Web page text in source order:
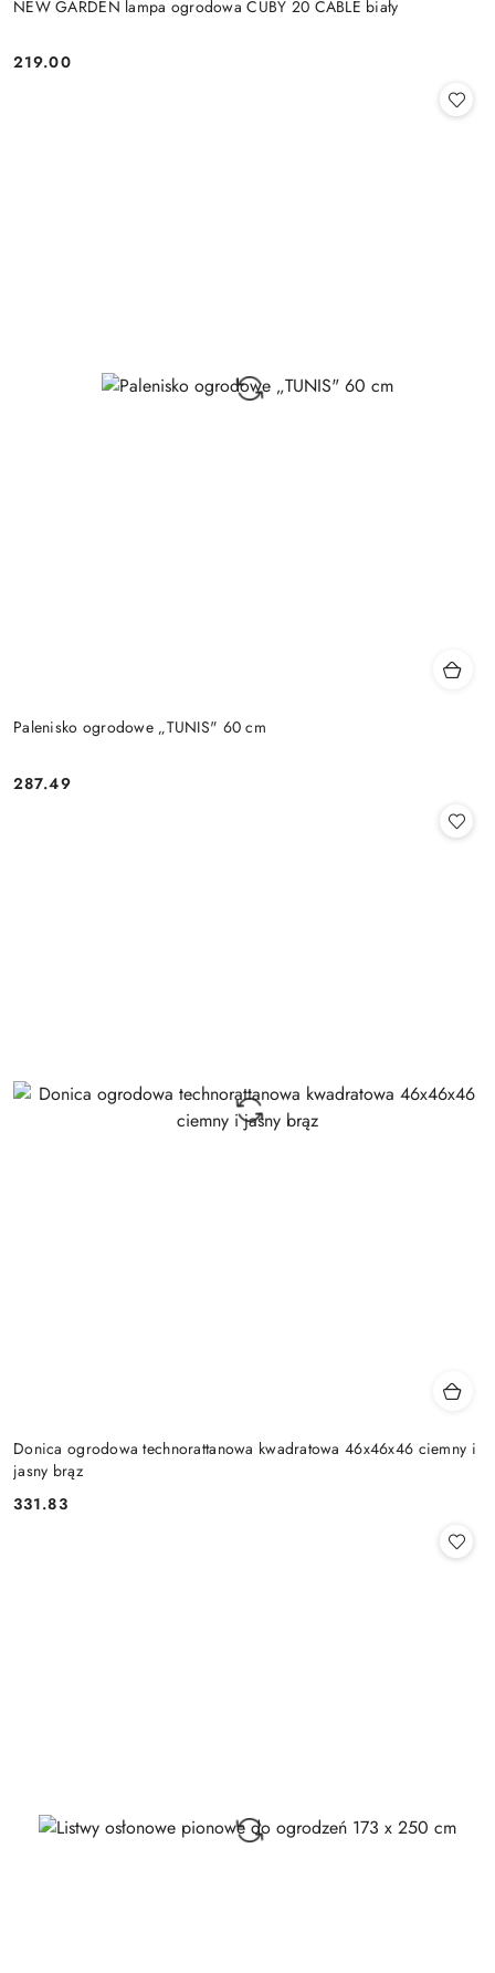
NEW GARDEN lampa ogrodowa CUBY 20 CABLE biały
Cena:
219.00
Palenisko ogrodowe „TUNIS" 60 cm
Cena:
287.49
Donica ogrodowa technorattanowa kwadratowa 46x46x46 ciemny i
jasny brąz
Cena:
331.83